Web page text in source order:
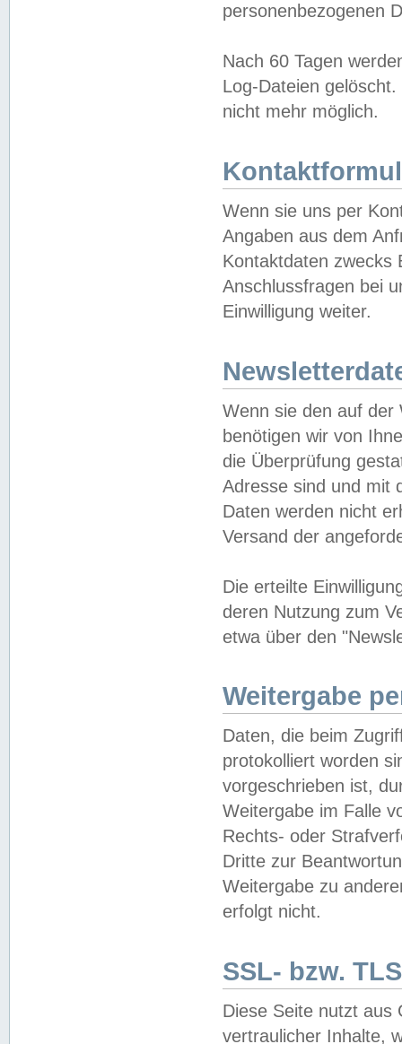
personenbezogenen
Nach 60 Tagen
Log-Dateien
nicht mehr möglich.
Wenn sie uns per
Angaben aus dem
Kontaktdaten zwecks
Anschlussfragen bei
Einwilligung weiter.
Wenn sie den auf der
benötigen wir von
die Überprüfung
Adresse sind und mit
Daten werden nicht
Versand der
Die erteilte
deren Nutzung zum
etwa über den
Weitergabe
Daten, die beim
protokolliert worden
vorgeschrieben ist,
Weitergabe im Falle
Rechts- oder
Dritte zur
Weitergabe zu
erfolgt nicht.
SSL- bzw.
Diese Seite nutzt aus
vertraulicher Inhalte,